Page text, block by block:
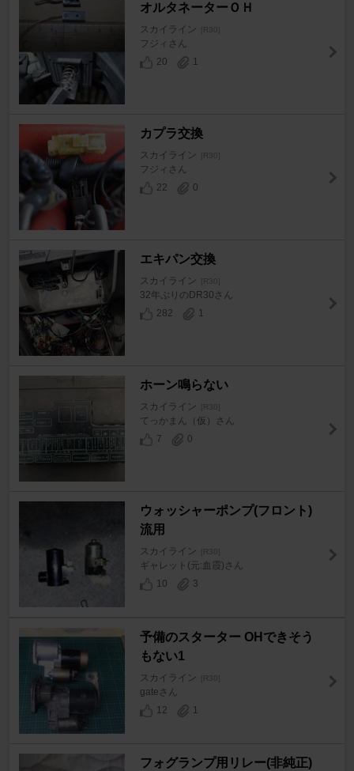
オルタネーターＯＨ
スカイライン [R30]
フジィさん
20
1
カプラ交換
スカイライン [R30]
フジィさん
22
0
エキパン交換
スカイライン [R30]
32年ぶりのDR30さん
282
1
ホーン鳴らない
スカイライン [R30]
てっかまん（仮）さん
7
0
ウォッシャーポンプ(フロント)
流用
スカイライン [R30]
ギャレット(元:血霞)さん
10
3
予備のスターター OHできそう
もない1
スカイライン [R30]
gateさん
12
1
フォグランプ用リレー(非純正)